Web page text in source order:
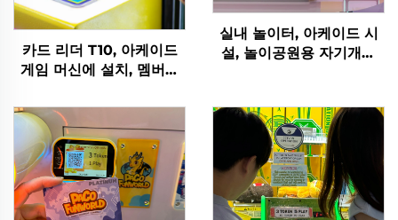
카드 리더 T10, 아케이드
게임 머신에 설치, 멤버십
잔액 크레딧 활성화 또는
인출
실내 놀이터, 아케이드 시
설, 놀이공원용 자기개발